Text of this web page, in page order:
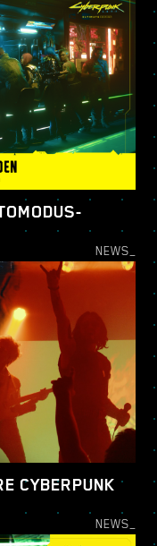
NEWS_
CYBERPUNK
NEWS_